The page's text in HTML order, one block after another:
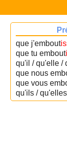
que j'embout
que tu embout
qu'il / qu'elle /
que nous
que vous
qu'ils /